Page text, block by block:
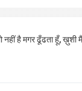
नहीं है मगर ढूँढता हूँ,